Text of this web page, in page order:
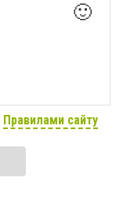
🙂
Правилами сайту